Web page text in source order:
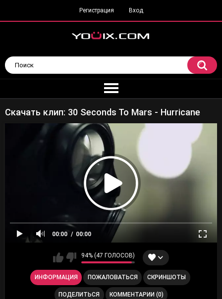
Регистрация Вход
Скачать клип: 30 Seconds To Mars - Hurricane
00:00 00:00
94% (47 ГОЛОСОВ)
ИНФОРМАЦИЯ ПОЖАЛОВАТЬСЯ СКРИНШОТЫ
ПОДЕЛИТЬСЯ КОММЕНТАРИИ (0)